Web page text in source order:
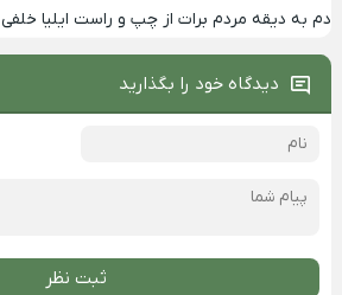
دم به دیقه مردم برات از چپ و راست ایلیا خلفی
دیدگاه خود را بگذارید
ثبت نظر